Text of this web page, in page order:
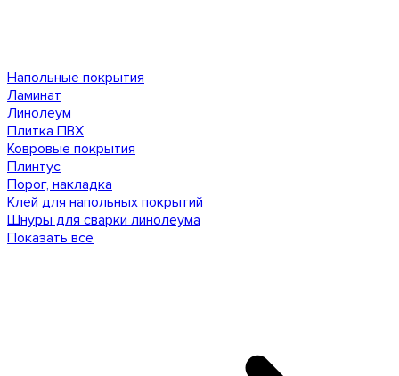
Напольные покрытия
Ламинат
Линолеум
Плитка ПВХ
Ковровые покрытия
Плинтус
Порог, накладка
Клей для напольных покрытий
Шнуры для сварки линолеума
Показать все